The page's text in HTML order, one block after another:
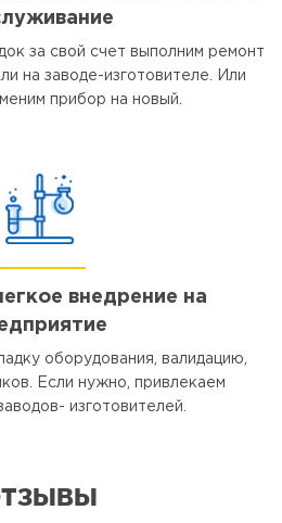
за свой счет выполним ремонт
на заводе-изготовителе. Или
прибор на новый.
внедрение на
оборудования, валидацию,
Если нужно, привлекаем
изготовителей.